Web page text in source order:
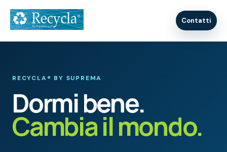
RECYCLA® BY SUPREMA
Dormi bene.
Cambia il mondo.